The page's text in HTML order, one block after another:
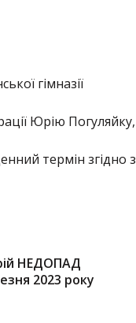
гімназії
Юрію Погуляйку,
термін згідно з
НЕДОПАД
2023 року